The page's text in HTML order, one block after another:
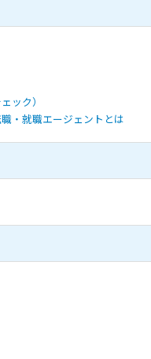
ック）
・就職エージェントとは